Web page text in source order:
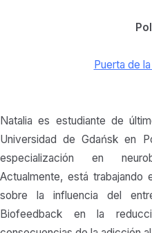
Puerta de
Natalia es estudiante de
Universidad de Gdańsk en
especialización en
Actualmente, está
sobre la influencia del
Biofeedback en la